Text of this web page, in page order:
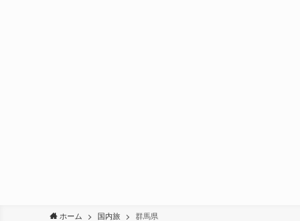
ホーム 国内旅 群馬県